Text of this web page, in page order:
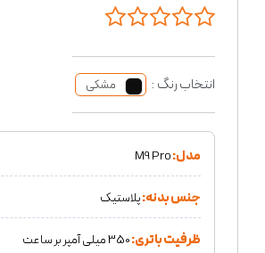
انتخاب رنگ : مشکی
مدل:M9 Pro
جنس بدنه:پلاستیک
ظرفیت باتری:350 میلی آمپر بر ساعت